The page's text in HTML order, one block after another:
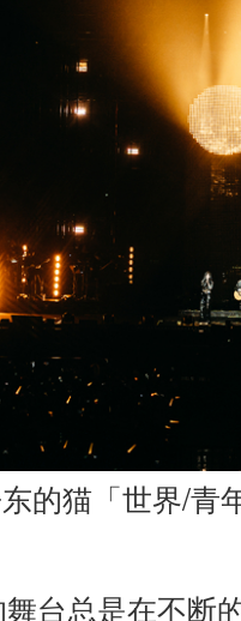
东的猫「世界/青
舞台总是在不断